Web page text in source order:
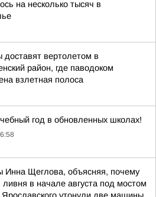
на несколько тысяч в
доставят вертолетом в
район, где паводоком
взлетная полоса
год в обновленных школах!
Инна Щеглова, объясняя, почему
в начале августа под мостом